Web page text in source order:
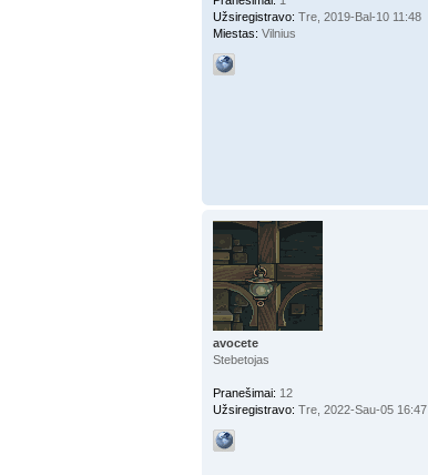
Užsiregistravo: Tre, 2019-Bal-10 11:48
Miestas: Vilnius
avocete
Stebetojas
Pranešimai: 12
Užsiregistravo: Tre, 2022-Sau-05 16:47